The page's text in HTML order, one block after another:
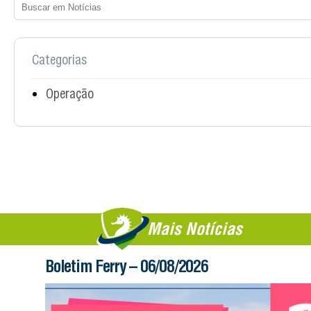
Categorias
Operação
Mais Notícias
Boletim Ferry – 06/08/2026